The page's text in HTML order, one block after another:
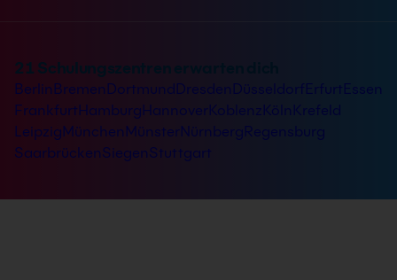
21 Schulungszentren erwarten dich
Berlin Bremen Dortmund ErfurtEssen
FrankfurtHamburgHannover
Krefeld
LeipzigMünchen Münster
SaarbrückenSiegen Stuttgart